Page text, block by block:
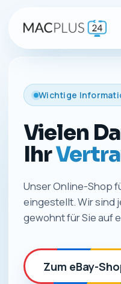
Wichtige
Vielen
Ihr
Unser Online-Shop
eingestellt. Wir sind
gewohnt für Sie auf
Zum eBay-